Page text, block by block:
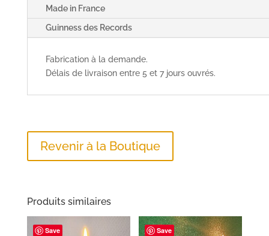
Made in France
Guinness des Records
Fabrication à la demande.
Délais de livraison entre 5 et 7 jours ouvrés.
Revenir à la Boutique
Produits similaires
Save Save